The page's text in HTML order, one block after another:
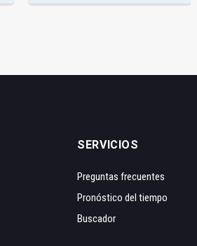
SERVICIOS
Preguntas frecuentes
Pronóstico del tiempo
Buscador